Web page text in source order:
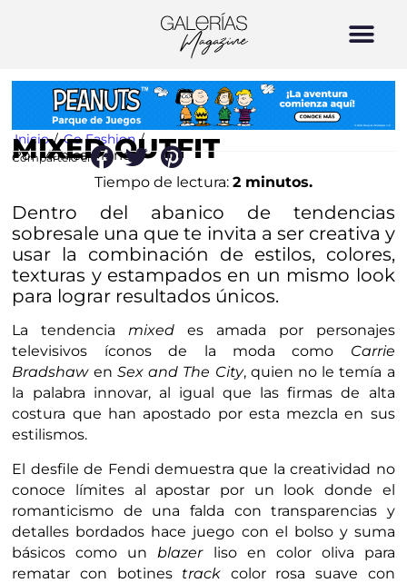
Inicio / Go Fashion /
MIXED OUTFIT
Por Mónica Muñoz
Compártelo en:
Tiempo de lectura: 2 minutos.
Dentro del abanico de tendencias
sobresale una que te invita a ser creativa y
usar la combinación de estilos, colores,
texturas y estampados en un mismo look
para lograr resultados únicos.
La tendenciamixed es amada por personajes
televisivos íconos de la moda como Carrie
Bradshawen Sex and The City, quien no le temía a
la palabra innovar, al igual que las firmas de alta
costura que han apostado por esta mezcla en sus
estilismos.
El desfile de Fendi demuestra que la creatividad no
conoce límites al apostar por un look donde el
romanticismo de una falda con transparencias y
detalles bordados hace juego con el bolso y suma
básicos como unblazerliso en color oliva para
rematar con botines track color rosa suave con